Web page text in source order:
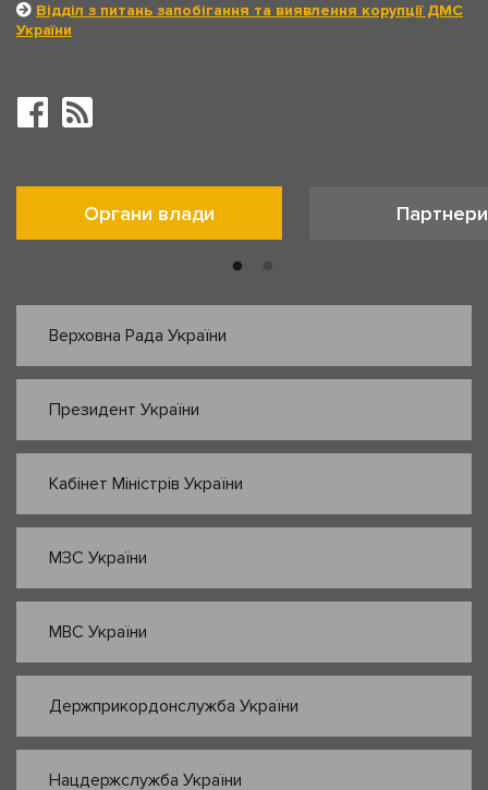
Відділ з питань запобігання та виявлення корупції ДМС
України
Органи влади Партнери
Верховна Рада України
Президент України
Кабінет Міністрів України
МЗС України
МВС України
Держприкордонслужба України
Нацдержслужба України